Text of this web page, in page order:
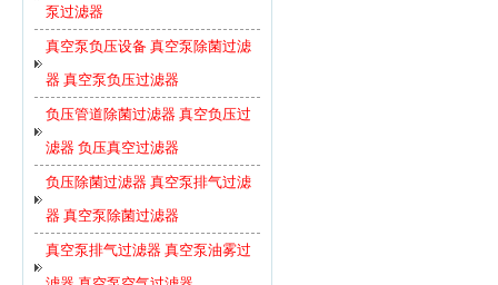
泵过滤器
真空泵负压设备 真空泵除菌过滤
器 真空泵负压过滤器
负压管道除菌过滤器 真空负压过
滤器 负压真空过滤器
负压除菌过滤器 真空泵排气过滤
器 真空泵除菌过滤器
真空泵排气过滤器 真空泵油雾过